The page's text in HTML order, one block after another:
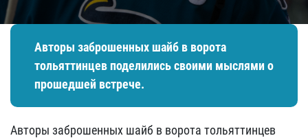
Авторы заброшенных шайб в ворота
тольяттинцев поделились своими мыслями о
прошедшей встрече.
Авторы заброшенных шайб в ворота тольяттинцев